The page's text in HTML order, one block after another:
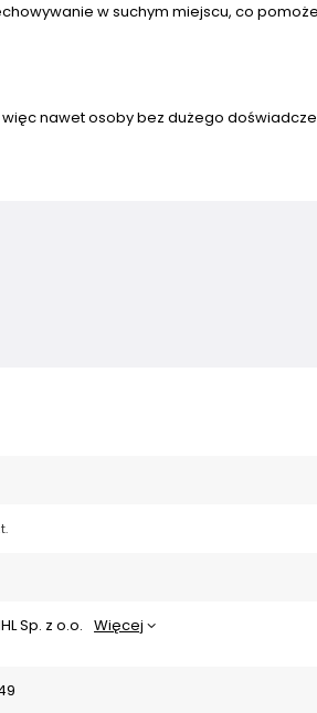
w suchym miejscu, co
więc nawet osoby bez dużego
Sp. z o.o. Więcej